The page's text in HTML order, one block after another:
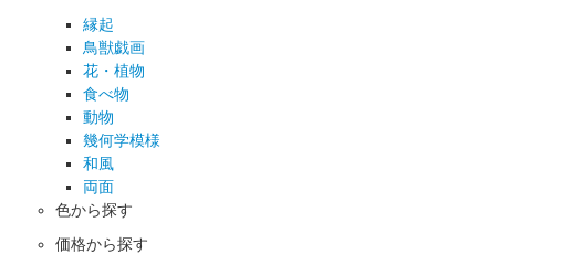
縁起
鳥獣戯画
花・植物
食べ物
動物
幾何学模様
和風
両面
色から探す
価格から探す